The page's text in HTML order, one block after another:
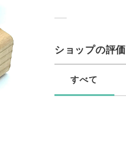
ショップの評価
すべて